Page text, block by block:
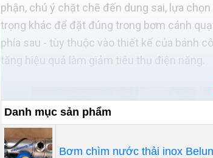
phận, chú ý chặt chẽ đến dung sai, lựa
trọng khác để đặt đúng trong bơm cánh
phía sau - tùy thuộc vào thiết kế của bánh
tăng hiệu quả làm giảm tiêu thụ điện năng.
Danh mục sản phẩm
Bơm chìm nước thải inox